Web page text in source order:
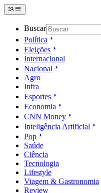
Buscar
Política
Eleições
Internacional
Nacional
Agro
Infra
Esportes
Economia
CNN Money
Inteligência Artificial
Pop
Saúde
Ciência
Tecnologia
Lifestyle
Viagem & Gastronomia
Review